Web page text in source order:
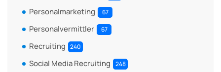
Personalmarketing 67
Personalvermittler 67
Recruiting 240
Social Media Recruiting 248